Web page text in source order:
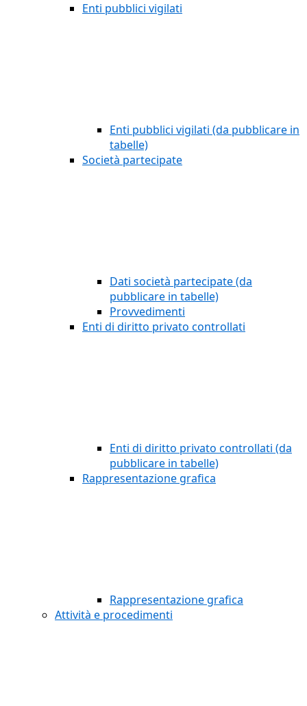
Enti pubblici vigilati
Enti pubblici vigilati (da pubblicare in
tabelle)
Società partecipate
Dati società partecipate (da
pubblicare in tabelle)
Provvedimenti
Enti di diritto privato controllati
Enti di diritto privato controllati (da
pubblicare in tabelle)
Rappresentazione grafica
Rappresentazione grafica
Attività e procedimenti